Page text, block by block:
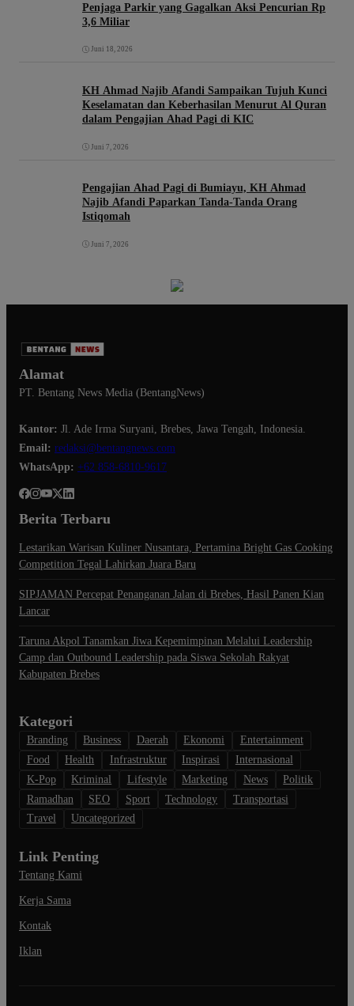
Penjaga Parkir yang Gagalkan Aksi Pencurian Rp
3,6 Miliar
Juni 18, 2026
KH Ahmad Najib Afandi Sampaikan Tujuh Kunci
Keselamatan dan Keberhasilan Menurut Al Quran
dalam Pengajian Ahad Pagi di KIC
Juni 7, 2026
Pengajian Ahad Pagi di Bumiayu, KH Ahmad
Najib Afandi Paparkan Tanda-Tanda Orang
Istiqomah
Juni 7, 2026
Alamat
PT. Bentang News Media (BentangNews)
Kantor: Jl. Ade Irma Suryani, Brebes, Jawa Tengah, Indonesia.
Email: redaksi@bentangnews.com
WhatsApp: +62 858-6810-9617
Berita Terbaru
Lestarikan Warisan Kuliner Nusantara, Pertamina Bright Gas Cooking
Competition Tegal Lahirkan Juara Baru
SIPJAMAN Percepat Penanganan Jalan di Brebes, Hasil Panen Kian
Lancar
Taruna Akpol Tanamkan Jiwa Kepemimpinan Melalui Leadership
Camp dan Outbound Leadership pada Siswa Sekolah Rakyat
Kabupaten Brebes
Kategori
Branding Business Daerah Ekonomi
Entertainment
Food
Health Infrastruktur Inspirasi
Internasional
K-Pop
Kriminal Lifestyle Marketing News
Politik
Ramadhan
SEO Sport Technology
Transportasi
Travel
Uncategorized
Link Penting
Tentang Kami
Kerja Sama
Kontak
Iklan